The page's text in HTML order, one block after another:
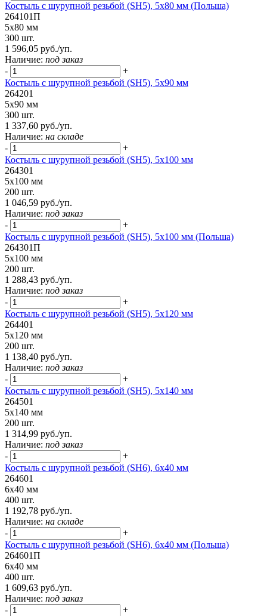
Костыль с шурупной резьбой (SH5), 5х80 мм (Польша)
264101П
5х80 мм
300 шт.
1 596,05 руб./уп.
Наличие: под заказ
-
+
Костыль с шурупной резьбой (SH5), 5х90 мм
264201
5х90 мм
300 шт.
1 337,60 руб./уп.
Наличие: на складе
-
+
Костыль с шурупной резьбой (SH5), 5х100 мм
264301
5х100 мм
200 шт.
1 046,59 руб./уп.
Наличие: под заказ
-
+
Костыль с шурупной резьбой (SH5), 5х100 мм (Польша)
264301П
5х100 мм
200 шт.
1 288,43 руб./уп.
Наличие: под заказ
-
+
Костыль с шурупной резьбой (SH5), 5х120 мм
264401
5х120 мм
200 шт.
1 138,40 руб./уп.
Наличие: под заказ
-
+
Костыль с шурупной резьбой (SH5), 5х140 мм
264501
5х140 мм
200 шт.
1 314,99 руб./уп.
Наличие: под заказ
-
+
Костыль с шурупной резьбой (SH6), 6х40 мм
264601
6х40 мм
400 шт.
1 192,78 руб./уп.
Наличие: на складе
-
+
Костыль с шурупной резьбой (SH6), 6х40 мм (Польша)
264601П
6х40 мм
400 шт.
1 609,63 руб./уп.
Наличие: под заказ
-
+